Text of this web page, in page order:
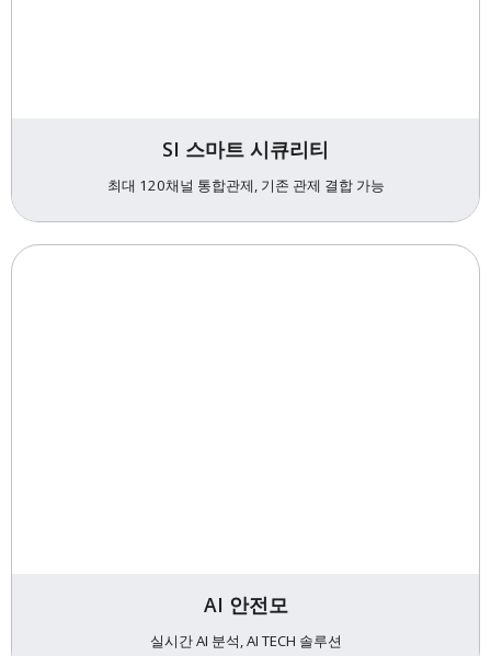
SI 스마트 시큐리티
최대 120채널 통합관제, 기존 관제 결합 가능
AI 안전모
실시간 AI 분석, AI TECH 솔루션